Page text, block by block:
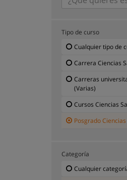
Tipo de curso
Cualquier tipo de
Carrera Ciencias
Carreras
(Varias)
Cursos Ciencias
Posgrado
Categoría
Cualquier